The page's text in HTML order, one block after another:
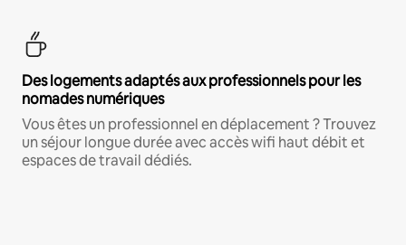
Des logements adaptés aux professionnels pour les
nomades numériques
Vous êtes un professionnel en déplacement ? Trouvez
un séjour longue durée avec accès wifi haut débit et
espaces de travail dédiés.